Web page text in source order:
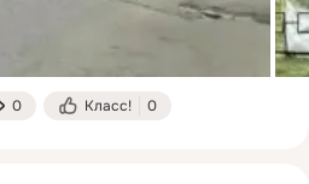
0 Класс! 0